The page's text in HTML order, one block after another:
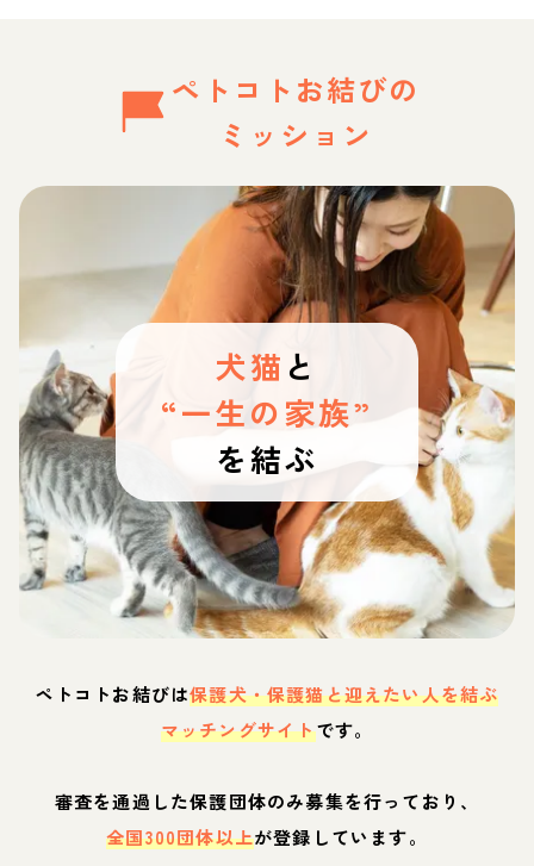
ペトコトお結びの
ミッション
犬猫 と
“一生の家族”
を結ぶ
ペトコトお結びは保護犬・保護猫と迎えたい人を結ぶ
マッチングサイトです。
審査を通過した保護団体のみ募集を行っており、
全国300団体以上が登録しています。